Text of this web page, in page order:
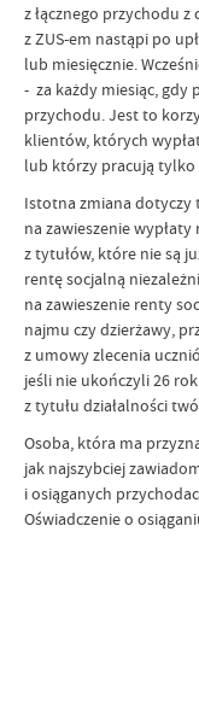
z łącznego przychodu
z ZUS-em nastąpi po
lub miesięcznie.
- za każdy miesiąc, gdy
przychodu. Jest to
klientów, których
lub którzy pracują tylko
Istotna zmiana dotyczy
na zawieszenie
z tytułów, które nie są
rentę socjalną
na zawieszenie renty
najmu czy dzierżawy,
z umowy zlecenia
jeśli nie ukończyli 26
z tytułu działalności
Osoba, która ma
jak najszybciej
i osiąganych
Oświadczenie o